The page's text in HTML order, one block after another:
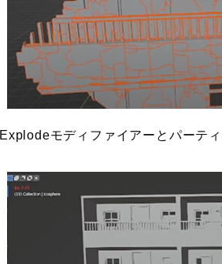
Explodeモディファイアーとパーテ